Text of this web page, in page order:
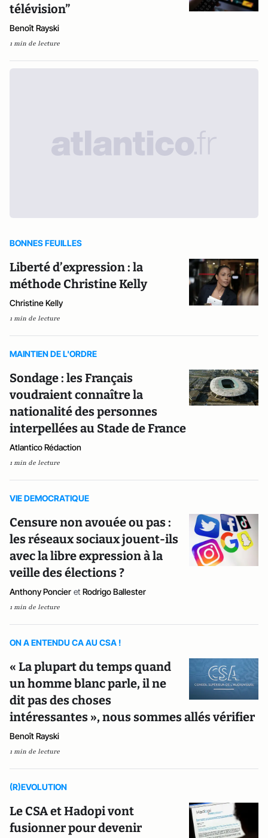
télévision”
Benoît Rayski
1 min de lecture
BONNES FEUILLES
Liberté d’expression : la
méthode Christine Kelly
Christine Kelly
1 min de lecture
MAINTIEN DE L'ORDRE
Sondage : les Français
voudraient connaître la
nationalité des personnes
interpellées au Stade de France
Atlantico Rédaction
1 min de lecture
VIE DEMOCRATIQUE
Censure non avouée ou pas :
les réseaux sociaux jouent-ils
avec la libre expression à la
veille des élections ?
Anthony Poncier et Rodrigo Ballester
1 min de lecture
ON A ENTENDU CA AU CSA !
« La plupart du temps quand
un homme blanc parle, il ne
dit pas des choses
intéressantes », nous sommes allés vérifier
Benoît Rayski
1 min de lecture
(R)EVOLUTION
Le CSA et Hadopi vont
fusionner pour devenir